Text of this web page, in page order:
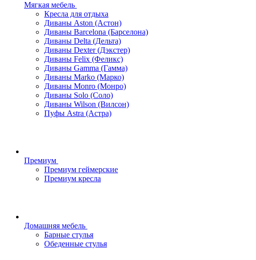
Мягкая мебель
Кресла для отдыха
Диваны Aston (Астон)
Диваны Barcelona (Барселона)
Диваны Delta (Дельта)
Диваны Dexter (Дэкстер)
Диваны Felix (Феликс)
Диваны Gamma (Гамма)
Диваны Marko (Марко)
Диваны Monro (Монро)
Диваны Solo (Соло)
Диваны Wilson (Вилсон)
Пуфы Astra (Астра)
Премиум
Премиум геймерские
Премиум кресла
Домашняя мебель
Барные стулья
Обеденные стулья